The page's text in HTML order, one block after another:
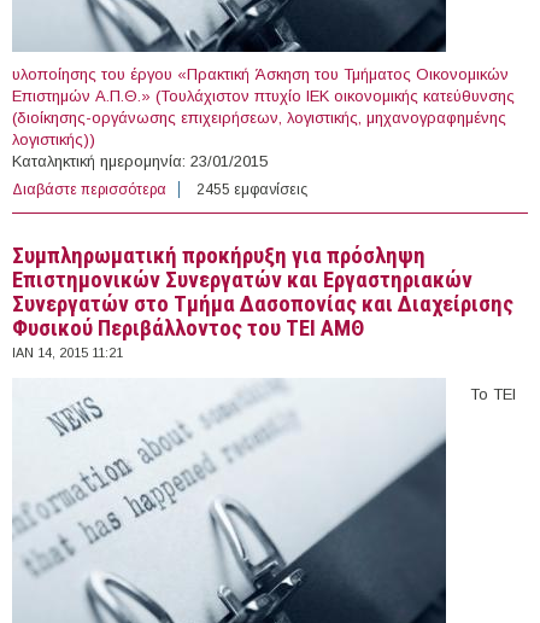
υλοποίησης του έργου «Πρακτική Άσκηση του Τμήματος Οικονομικών
Επιστημών Α.Π.Θ.» (Τουλάχιστον πτυχίο ΙΕΚ οικονομικής κατεύθυνσης
(διοίκησης-οργάνωσης επιχειρήσεων, λογιστικής, μηχανογραφημένης
λογιστικής))
Καταληκτική ημερομηνία: 23/01/2015
Διαβάστε περισσότερα για 8 θέσεις με Σύμβαση Μίσθωσης Έργου στο
Αριστοτέλειο Πανεπιστήμιο Θεσσαλονίκης
2455 εμφανίσεις
Συμπληρωματική προκήρυξη για πρόσληψη
Επιστημονικών Συνεργατών και Εργαστηριακών
Συνεργατών στο Τμήμα Δασοπονίας και Διαχείρισης
Φυσικού Περιβάλλοντος του ΤΕΙ ΑΜΘ
ΙΑΝ 14, 2015 11:21
Το ΤΕΙ